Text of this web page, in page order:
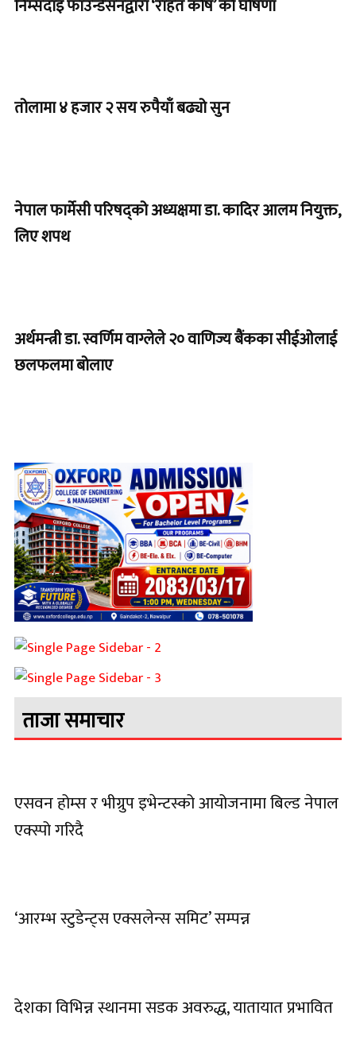
निम्सदाइ फाउन्डेसनद्वारा ‘राहत कोष’ को घोषणा
तोलामा ४ हजार २ सय रुपैयाँ बढ्यो सुन
नेपाल फार्मेसी परिषद्को अध्यक्षमा डा. कादिर आलम नियुक्त,
लिए शपथ
अर्थमन्त्री डा. स्वर्णिम वाग्लेले २० वाणिज्य बैंकका सीईओलाई
छलफलमा बोलाए
ताजा समाचार
एसवन होम्स र भीग्रुप इभेन्टस्को आयोजनामा बिल्ड नेपाल
एक्स्पो गरिदै
‘आरम्भ स्टुडेन्ट्स एक्सलेन्स समिट’ सम्पन्न
देशका विभिन्न स्थानमा सडक अवरुद्ध, यातायात प्रभावित